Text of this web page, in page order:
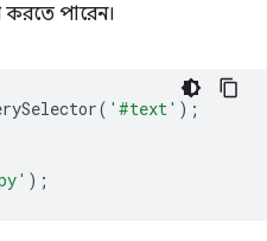
করতে পারেন।
( '#text' );
);